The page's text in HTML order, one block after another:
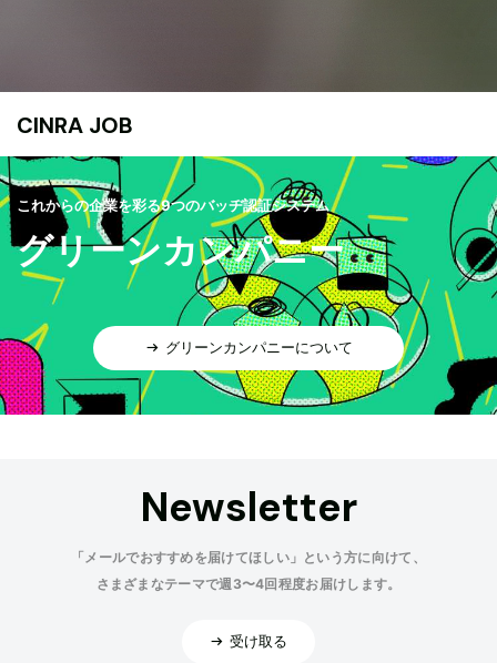
CINRA JOB
これからの企業を彩る9つのバッヂ認証システム
グリーンカンパニー
グリーンカンパニーについて
Newsletter
「メールでおすすめを届けてほしい」という方に向けて、
さまざまなテーマで週3〜4回程度お届けします。
受け取る